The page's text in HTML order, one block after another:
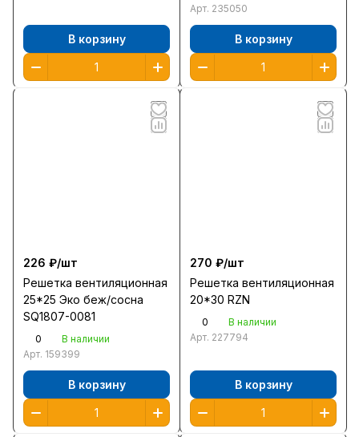
В корзину
Арт. 235050
В корзину
226 ₽/шт
Решетка вентиляционная
25*25 Эко беж/сосна
SQ1807-0081
0
В наличии
Арт. 159399
В корзину
270 ₽/шт
Решетка вентиляционная
20*30 RZN
0
В наличии
Арт. 227794
В корзину